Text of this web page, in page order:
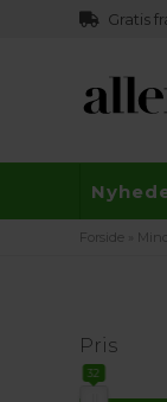
Gratis
Forside
Pris
32